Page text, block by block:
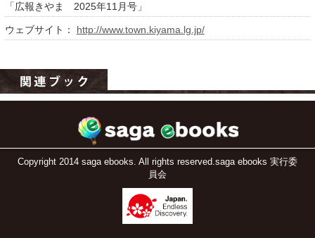
「広報きやま 2025年11月号」
ウェブサイト： http://www.town.kiyama.lg.jp/
Copyright 2014 saga ebooks. All rights reserved.saga ebooks 実行委
員会
運営：福博印刷
saga ebooksとは
ご利用ガイド